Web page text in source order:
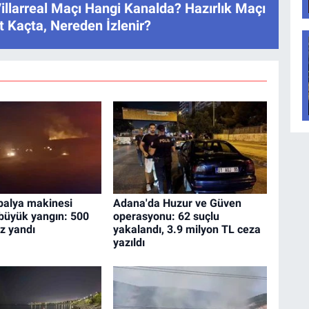
Maçı Hangi Kanalda? Hazırlık Maçı
Kaçta, Nereden İzlenir?
makinesi
yangın: 500
yandı
Adana'da Huzur ve Güven
operasyonu: 62 suçlu
yakalandı, 3.9 milyon TL ceza
yazıldı